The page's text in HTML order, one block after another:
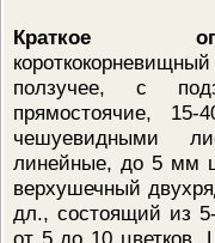
Краткое
ползучее, с
прямостоячие,
чешуевидными
линейные, до 5 мм
верхушечный
дл., состоящий из
от 5 до 10 цветков.